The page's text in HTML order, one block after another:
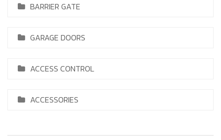
BARRIER GATE
GARAGE DOORS
ACCESS CONTROL
ACCESSORIES